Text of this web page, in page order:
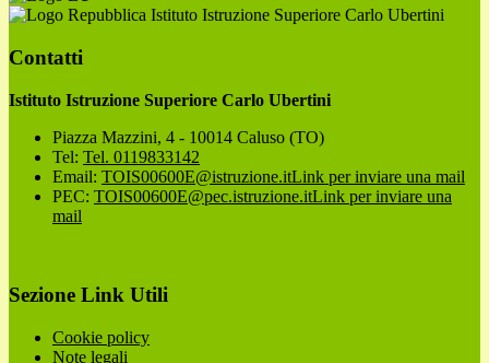
Istituto Istruzione Superiore Carlo Ubertini
Contatti
Istituto Istruzione Superiore Carlo Ubertini
Piazza Mazzini, 4 - 10014 Caluso (TO)
Tel: Tel. 0119833142
Email: TOIS00600E@istruzione.itLink per inviare una mail
PEC: TOIS00600E@pec.istruzione.itLink per inviare una
mail
Sezione Link Utili
Cookie policy
Note legali